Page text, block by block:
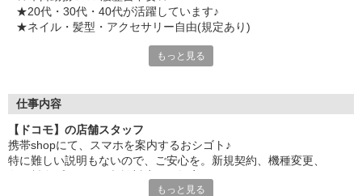
★20代・30代・40代が活躍しています♪
★ネイル・髪型・アクセサリー自由(規定あり)
各キャリアの新機種が特別価格で購入OK！！
特別割引価格でご利用可能☆
お得に過ごしたいあなたの味方です♪
【選べるお仕事いろいろ】
もっと見る
仕事内容
【ドコモ】の店舗スタッフ
携帯shopにて、スマホを案内するおシゴト♪
特に難しい説明もないので、ご安心を。新規契約、機種変更、
もっと見る